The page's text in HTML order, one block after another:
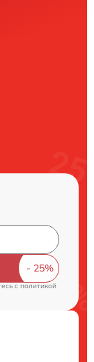
cполитикой